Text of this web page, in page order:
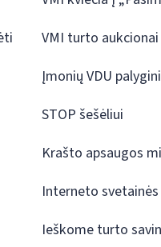
VMI turto aukcionai
Įmonių VDU
STOP šešėliui
Krašto apsaugos
Interneto
Ieškome turto